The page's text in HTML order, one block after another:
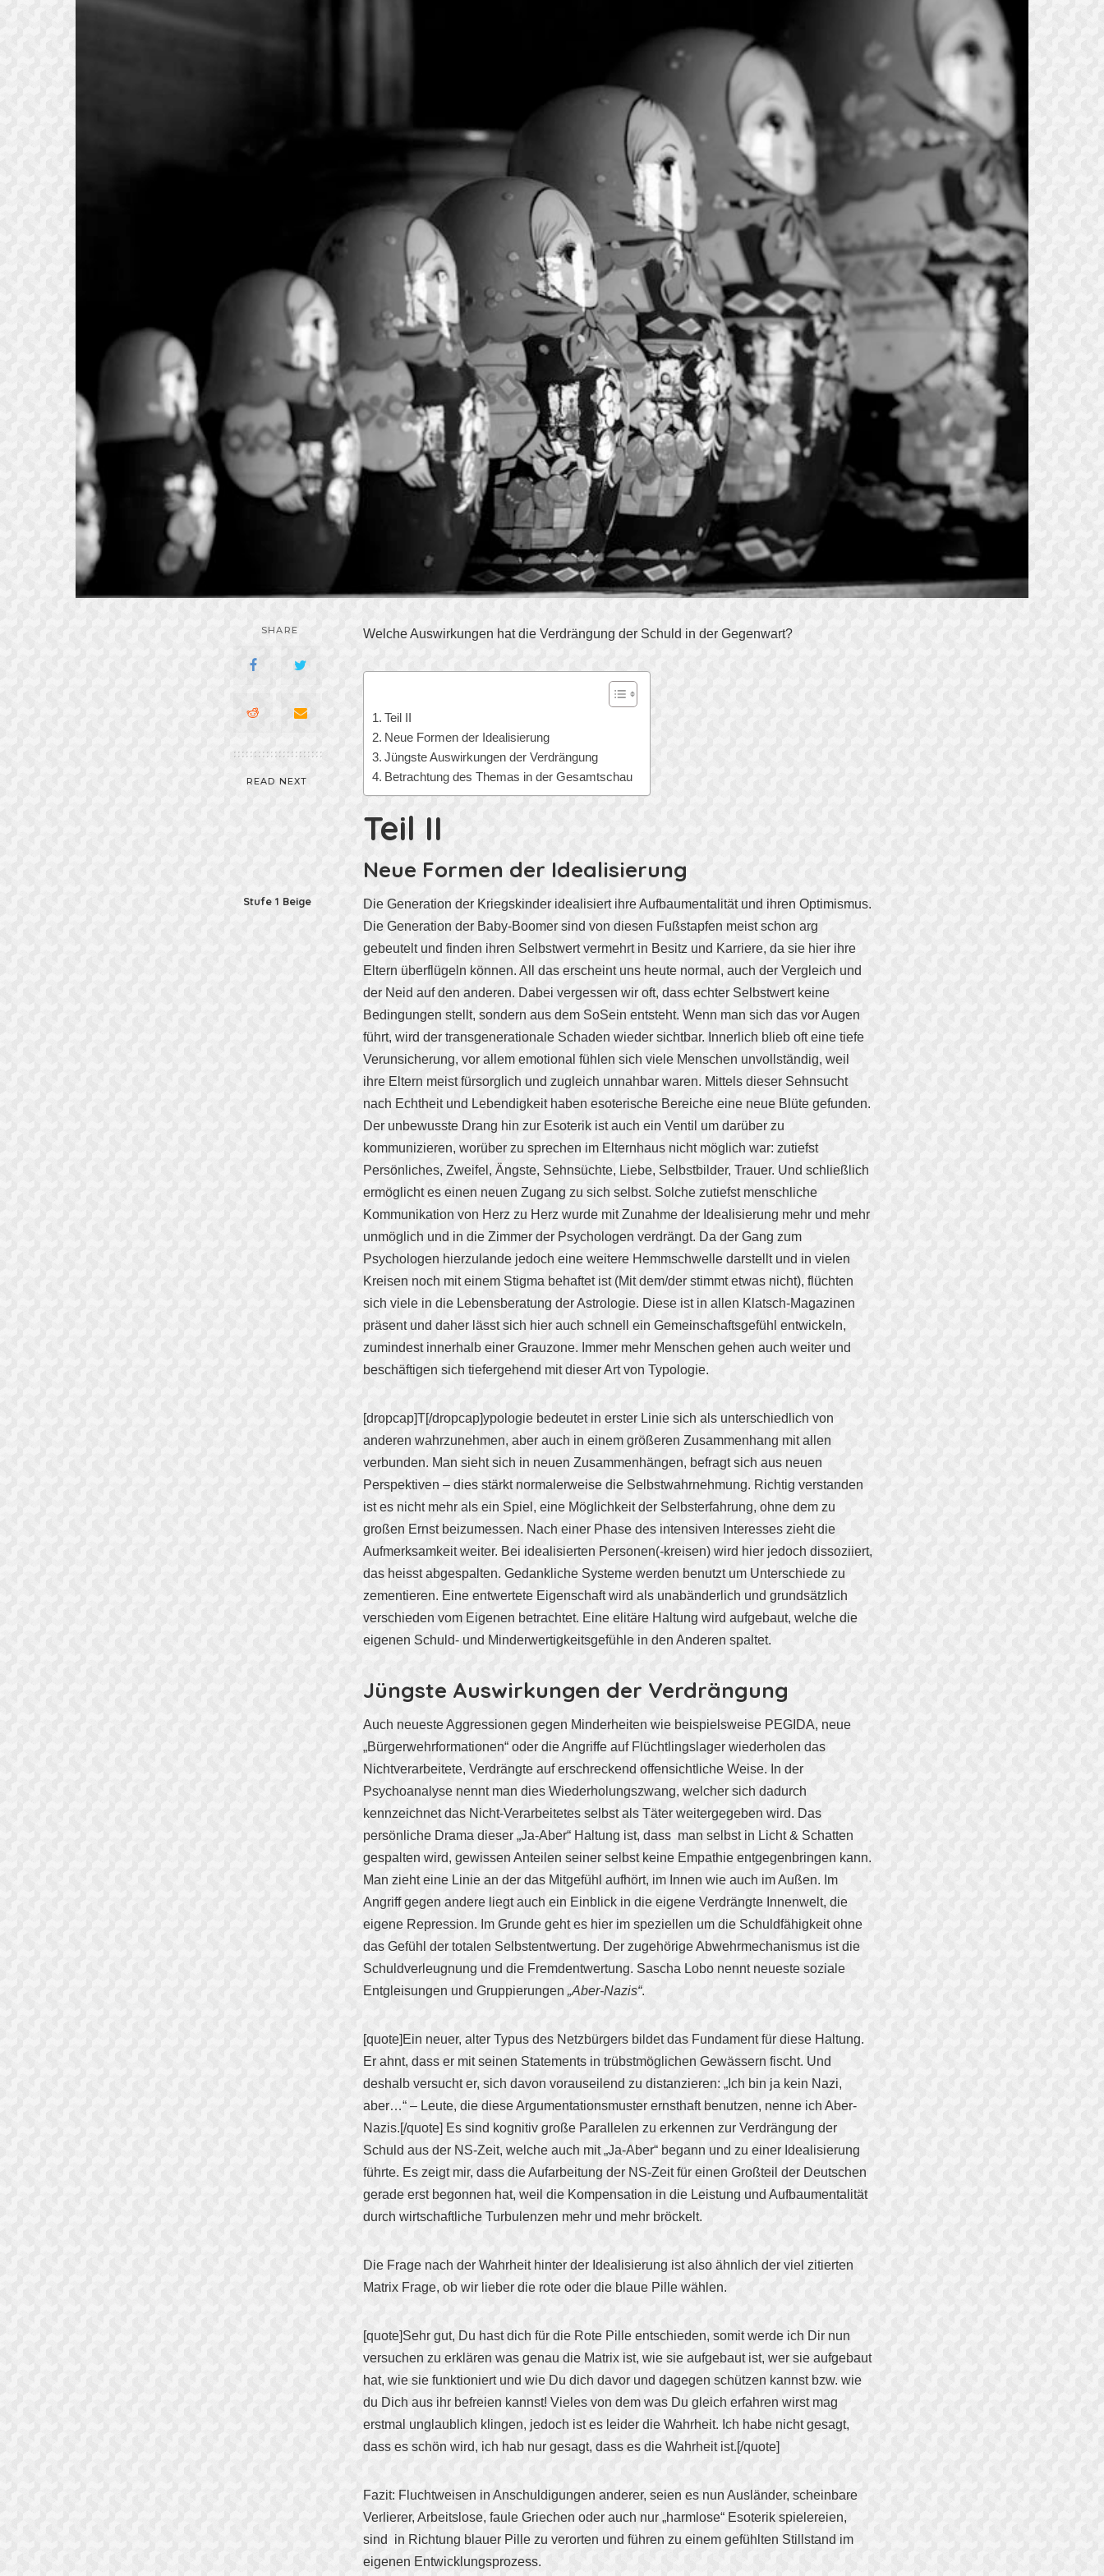
SHARE
READ NEXT
Stufe 1 Beige
Welche Auswirkungen hat die Verdrängung der Schuld in der Gegenwart?
Teil II
Neue Formen der Idealisierung
Jüngste Auswirkungen der Verdrängung
Betrachtung des Themas in der Gesamtschau
Teil II
Neue Formen der Idealisierung
Die Generation der Kriegskinder idealisiert ihre Aufbaumentalität und ihren Optimismus.
Die Generation der Baby-Boomer sind von diesen Fußstapfen meist schon arg
gebeutelt und finden ihren Selbstwert vermehrt in Besitz und Karriere, da sie hier ihre
Eltern überflügeln können. All das erscheint uns heute normal, auch der Vergleich und
der Neid auf den anderen. Dabei vergessen wir oft, dass echter Selbstwert keine
Bedingungen stellt, sondern aus dem SoSein entsteht. Wenn man sich das vor Augen
führt, wird der transgenerationale Schaden wieder sichtbar. Innerlich blieb oft eine tiefe
Verunsicherung, vor allem emotional fühlen sich viele Menschen unvollständig, weil
ihre Eltern meist fürsorglich und zugleich unnahbar waren. Mittels dieser Sehnsucht
nach Echtheit und Lebendigkeit haben esoterische Bereiche eine neue Blüte gefunden.
Der unbewusste Drang hin zur Esoterik ist auch ein Ventil um darüber zu
kommunizieren, worüber zu sprechen im Elternhaus nicht möglich war: zutiefst
Persönliches, Zweifel, Ängste, Sehnsüchte, Liebe, Selbstbilder, Trauer. Und schließlich
ermöglicht es einen neuen Zugang zu sich selbst. Solche zutiefst menschliche
Kommunikation von Herz zu Herz wurde mit Zunahme der Idealisierung mehr und mehr
unmöglich und in die Zimmer der Psychologen verdrängt. Da der Gang zum
Psychologen hierzulande jedoch eine weitere Hemmschwelle darstellt und in vielen
Kreisen noch mit einem Stigma behaftet ist (Mit dem/der stimmt etwas nicht), flüchten
sich viele in die Lebensberatung der Astrologie. Diese ist in allen Klatsch-Magazinen
präsent und daher lässt sich hier auch schnell ein Gemeinschaftsgefühl entwickeln,
zumindest innerhalb einer Grauzone. Immer mehr Menschen gehen auch weiter und
beschäftigen sich tiefergehend mit dieser Art von Typologie.
[dropcap]T[/dropcap]ypologie bedeutet in erster Linie sich als unterschiedlich von
anderen wahrzunehmen, aber auch in einem größeren Zusammenhang mit allen
verbunden. Man sieht sich in neuen Zusammenhängen, befragt sich aus neuen
Perspektiven – dies stärkt normalerweise die Selbstwahrnehmung. Richtig verstanden
ist es nicht mehr als ein Spiel, eine Möglichkeit der Selbsterfahrung, ohne dem zu
großen Ernst beizumessen. Nach einer Phase des intensiven Interesses zieht die
Aufmerksamkeit weiter. Bei idealisierten Personen(-kreisen) wird hier jedoch dissoziiert,
das heisst abgespalten. Gedankliche Systeme werden benutzt um Unterschiede zu
zementieren. Eine entwertete Eigenschaft wird als unabänderlich und grundsätzlich
verschieden vom Eigenen betrachtet. Eine elitäre Haltung wird aufgebaut, welche die
eigenen Schuld- und Minderwertigkeitsgefühle in den Anderen spaltet.
Jüngste Auswirkungen der Verdrängung
Auch neueste Aggressionen gegen Minderheiten wie beispielsweise PEGIDA, neue
„Bürgerwehrformationen“ oder die Angriffe auf Flüchtlingslager wiederholen das
Nichtverarbeitete, Verdrängte auf erschreckend offensichtliche Weise. In der
Psychoanalyse nennt man dies Wiederholungszwang, welcher sich dadurch
kennzeichnet das Nicht-Verarbeitetes selbst als Täter weitergegeben wird. Das
persönliche Drama dieser „Ja-Aber“ Haltung ist, dass man selbst in Licht & Schatten
gespalten wird, gewissen Anteilen seiner selbst keine Empathie entgegenbringen kann.
Man zieht eine Linie an der das Mitgefühl aufhört, im Innen wie auch im Außen. Im
Angriff gegen andere liegt auch ein Einblick in die eigene Verdrängte Innenwelt, die
eigene Repression. Im Grunde geht es hier im speziellen um die Schuldfähigkeit ohne
das Gefühl der totalen Selbstentwertung. Der zugehörige Abwehrmechanismus ist die
Schuldverleugnung und die Fremdentwertung. Sascha Lobo nennt neueste soziale
Entgleisungen und Gruppierungen „Aber-Nazis“.
[quote]Ein neuer, alter Typus des Netzbürgers bildet das Fundament für diese Haltung.
Er ahnt, dass er mit seinen Statements in trübstmöglichen Gewässern fischt. Und
deshalb versucht er, sich davon vorauseilend zu distanzieren: „Ich bin ja kein Nazi,
aber…“ – Leute, die diese Argumentationsmuster ernsthaft benutzen, nenne ich Aber-
Nazis.[/quote] Es sind kognitiv große Parallelen zu erkennen zur Verdrängung der
Schuld aus der NS-Zeit, welche auch mit „Ja-Aber“ begann und zu einer Idealisierung
führte. Es zeigt mir, dass die Aufarbeitung der NS-Zeit für einen Großteil der Deutschen
gerade erst begonnen hat, weil die Kompensation in die Leistung und Aufbaumentalität
durch wirtschaftliche Turbulenzen mehr und mehr bröckelt.
Die Frage nach der Wahrheit hinter der Idealisierung ist also ähnlich der viel zitierten
Matrix Frage, ob wir lieber die rote oder die blaue Pille wählen.
[quote]Sehr gut, Du hast dich für die Rote Pille entschieden, somit werde ich Dir nun
versuchen zu erklären was genau die Matrix ist, wie sie aufgebaut ist, wer sie aufgebaut
hat, wie sie funktioniert und wie Du dich davor und dagegen schützen kannst bzw. wie
du Dich aus ihr befreien kannst! Vieles von dem was Du gleich erfahren wirst mag
erstmal unglaublich klingen, jedoch ist es leider die Wahrheit. Ich habe nicht gesagt,
dass es schön wird, ich hab nur gesagt, dass es die Wahrheit ist.[/quote]
Fazit: Fluchtweisen in Anschuldigungen anderer, seien es nun Ausländer, scheinbare
Verlierer, Arbeitslose, faule Griechen oder auch nur „harmlose“ Esoterik spielereien,
sind in Richtung blauer Pille zu verorten und führen zu einem gefühlten Stillstand im
eigenen Entwicklungsprozess.